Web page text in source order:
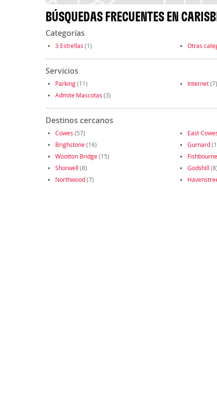
BÚSQUEDAS FRECUENTES EN
Categorías
3 Estrellas (1) Otras
Servicios
Parking(11) Internet(7)
Admite Mascotas (3)
Destinos cercanos
Cowes (57) East
Brighstone(16) Gurnard
Wootton Bridge(15) Fishbourne
Shorwell (8) Godshill (8)
Northwood(7)